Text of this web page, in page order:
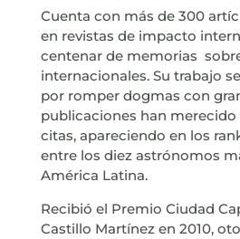
Cuenta con más de 300
en revistas de impacto
centenar de memorias
internacionales. Su trabajo
por romper dogmas con
publicaciones han merecido
citas, apareciendo en los
entre los diez astrónomos
América Latina.
Recibió el Premio Ciudad
Castillo Martínez en 2010,